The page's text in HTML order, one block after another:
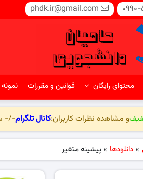
phdk.ir@gmail.com
محتوای رایگان قوانین و مقررات نمونه
و مشاهده نظرات کاربران:کانال تلگرام-/-
» دانلودها » پیشینه متغیر